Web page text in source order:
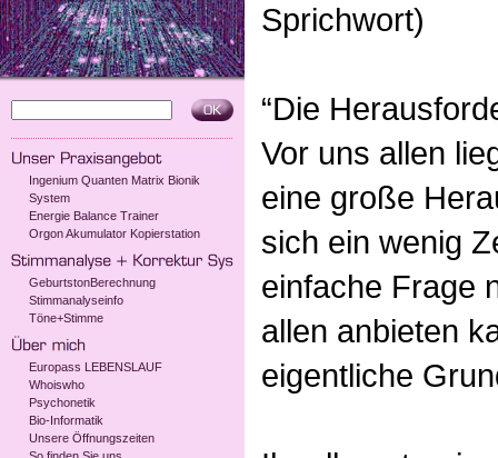
Ingenium Quanten Matrix Bionik
System
Energie Balance Trainer
Orgon Akumulator Kopierstation
GeburtstonBerechnung
Stimmanalyseinfo
Töne+Stimme
Europass LEBENSLAUF
Whoiswho
Psychonetik
Bio-Informatik
Unsere Öffnungszeiten
Sprichwort)
“Die
Vor uns allen
eine große
sich ein wenig
einfache Frage
allen anbieten
eigentliche